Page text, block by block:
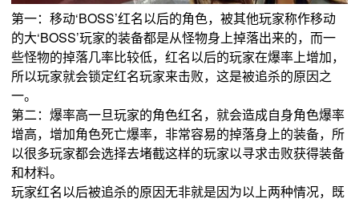
第一：移动‘BOSS’红名以后的角色，被其他玩家称作移动
的大‘BOSS’玩家的装备都是从怪物身上掉落出来的，而一
些怪物的掉落几率比较低，红名以后的玩家在爆率上增加，
所以玩家就会锁定红名玩家来击败，这是被追杀的原因之
一。
第二：爆率高一旦玩家的角色红名，就会造成自身角色爆率
增高，增加角色死亡爆率，非常容易的掉落身上的装备，所
以很多玩家都会选择去堵截这样的玩家以寻求击败获得装备
和材料。
玩家红名以后被追杀的原因无非就是因为以上两种情况，既